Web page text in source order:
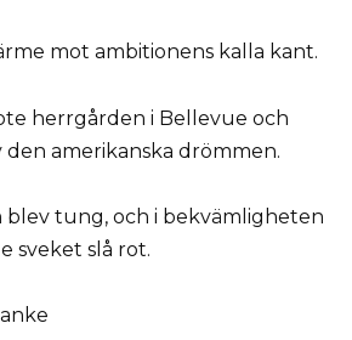
mot ambitionens kalla kant.
herrgården i Bellevue och
amerikanska drömmen.
blev tung, och i bekvämligheten
sveket slå rot.